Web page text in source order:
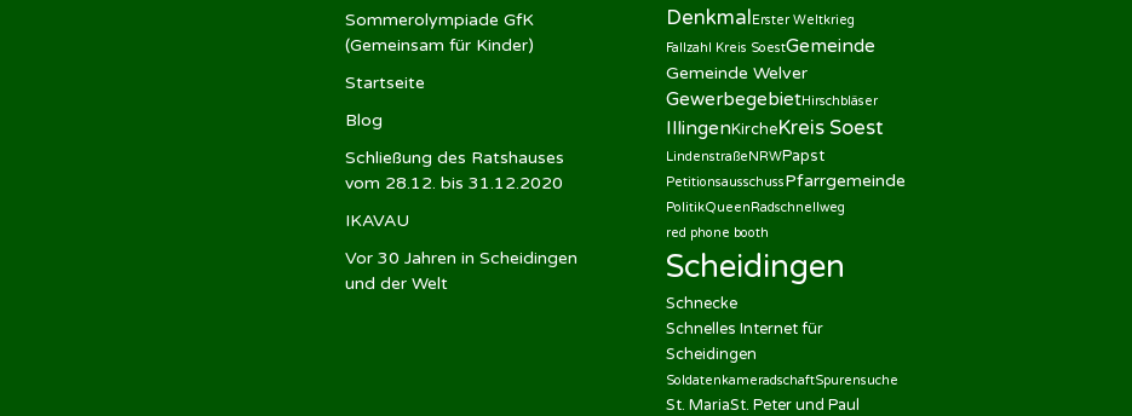
Sommerolympiade GfK
(Gemeinsam für Kinder)
Startseite
Blog
Schließung des Ratshauses
vom 28.12. bis 31.12.2020
IKAVAU
Vor 30 Jahren in Scheidingen
und der Welt
DenkmalErster Weltkrieg
Fallzahl Kreis SoestGemeinde
Gemeinde Welver
GewerbegebietHirschbläser
IllingenKircheKreis Soest
LindenstraßeNRWPapst
PetitionsausschussPfarrgemeinde
PolitikQueenRadschnellweg
red phone booth
Scheidingen
Schnecke
Schnelles Internet für
Scheidingen
SoldatenkameradschaftSpurensuche
St. MariaSt. Peter und Paul